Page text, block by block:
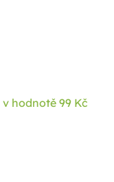
v hodnotě 99 Kč